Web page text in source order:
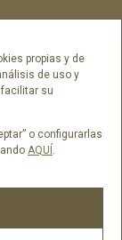
propias y de
de uso y
su
o configurarlas
AQUÍ.